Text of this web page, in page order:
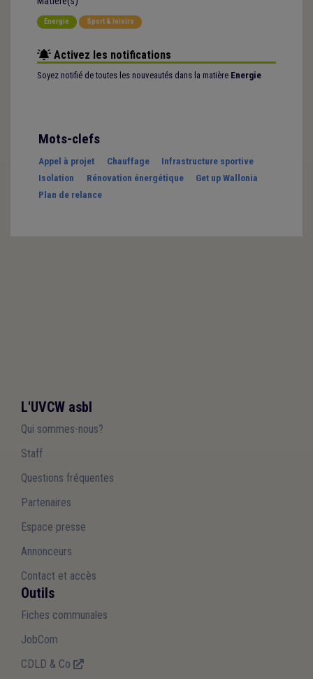
Energie Sport & loisirs
Activez les notifications
Soyez notifié de toutes les nouveautés dans la matière Energie
Mots-clefs
Appel à projet Chauffage
Infrastructure sportive
Isolation
Rénovation énergétique
Get up Wallonia
Plan de relance
L'UVCW asbl
Qui sommes-nous?
Staff
Questions fréquentes
Partenaires
Espace presse
Annonceurs
Contact et accès
Outils
Fiches communales
JobCom
CDLD & Co